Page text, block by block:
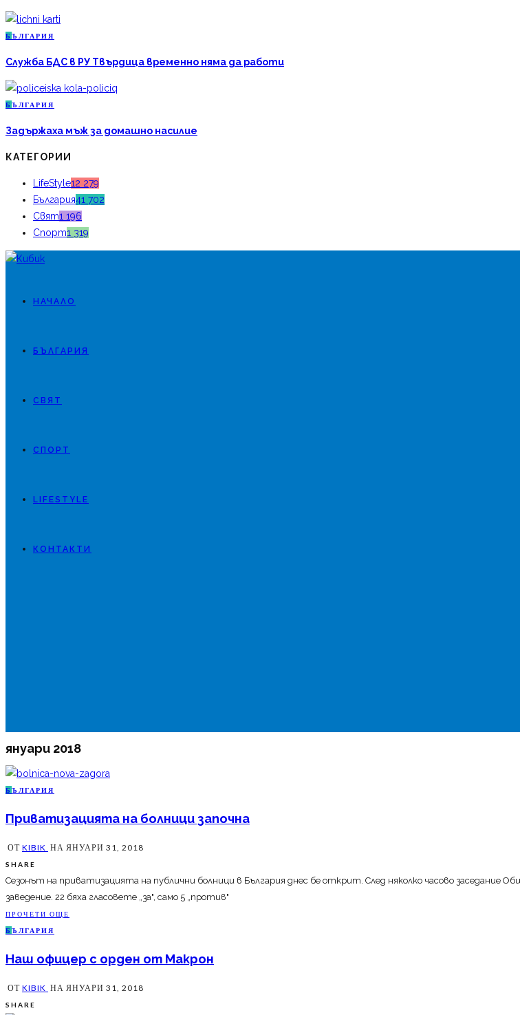
Б ЪЛГАРИЯ
Служба БДС в РУ Твърдица временно няма да работи
Б ЪЛГАРИЯ
Задържаха мъж за домашно насилие
КАТЕГОРИИ
LifeStyle12 279
България41 702
Свят1 196
Спорт1 319
НАЧАЛО
БЪЛГАРИЯ
СВЯТ
СПОРТ
LIFESTYLE
КОНТАКТИ
януари 2018
Б ЪЛГАРИЯ
Приватизацията на болници започна
ОТ KIBIK НА ЯНУАРИ 31, 2018
SHARE
Сезонът на приватизацията на публични болници в България днес бе открит. След няколко часово
заведение. 22 бяха гласовете „за", само 5 „против"
ПРОЧЕТИ ОЩЕ
Б ЪЛГАРИЯ
Наш офицер с орден от Макрон
ОТ KIBIK НА ЯНУАРИ 31, 2018
SHARE